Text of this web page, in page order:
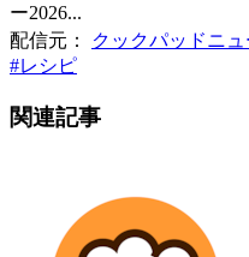
ー2026...
配信元：
クックパッドニュ
#レシピ
関連記事